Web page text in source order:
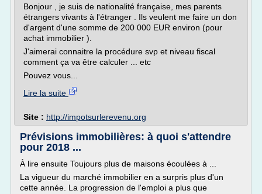
Bonjour , je suis de nationalité française, mes parents
étrangers vivants à l'étranger . Ils veulent me faire un don
d'argent d'une somme de 200 000 EUR environ (pour
achat immobilier ).
J'aimerai connaitre la procédure svp et niveau fiscal
comment ça va être calculer ... etc
Pouvez vous...
Lire la suite
Site : http://impotsurlerevenu.org
Prévisions immobilières: à quoi s'attendre
pour 2018 ...
À lire ensuite Toujours plus de maisons écoulées à ...
La vigueur du marché immobilier en a surpris plus d'un
cette année. La progression de l'emploi a plus que